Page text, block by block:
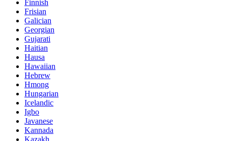
Finnish
Frisian
Galician
Georgian
Gujarati
Haitian
Hausa
Hawaiian
Hebrew
Hmong
Hungarian
Icelandic
Igbo
Javanese
Kannada
Kazakh